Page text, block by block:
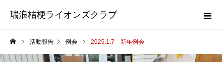
瑞浪桔梗ライオンズクラブ
活動報告 例会 2025.1.7 新年例会